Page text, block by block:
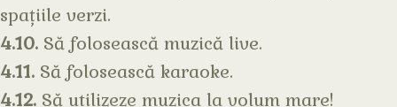
spațiile verzi.
4.10. Să folosească muzică live.
4.11. Să folosească karaoke.
4.12. Să utilizeze muzica la volum mare!